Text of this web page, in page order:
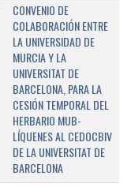
CONVENIO DE
COLABORACIÓN ENTRE
LA UNIVERSIDAD DE
MURCIA Y LA
UNIVERSITAT DE
BARCELONA, PARA LA
CESIÓN TEMPORAL DEL
HERBARIO MUB-
LÍQUENES AL CEDOCBIV
DE LA UNIVERSITAT DE
BARCELONA